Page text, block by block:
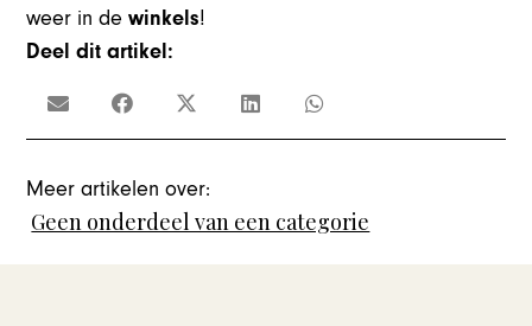
weer in dewinkels!
Deel dit artikel:
Meer artikelen over:
Geen onderdeel van een categorie